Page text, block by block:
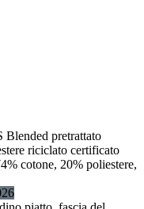
Blended pretrattato
riciclato certificato
cotone, 20% poliestere,